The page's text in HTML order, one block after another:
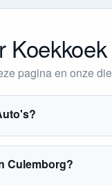
pagina en onze
Culemborg?